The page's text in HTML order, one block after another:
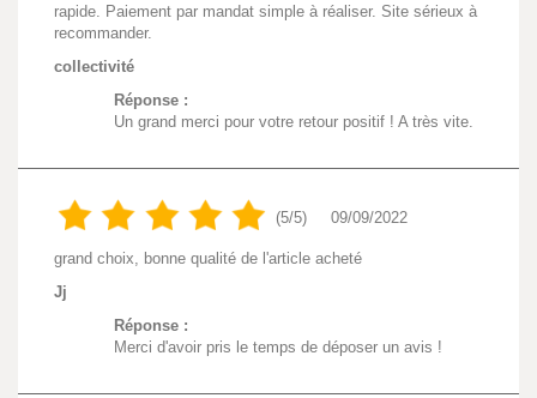
rapide. Paiement par mandat simple à réaliser. Site sérieux à
recommander.
collectivité
Réponse :
Un grand merci pour votre retour positif ! A très vite.
(5/5) 09/09/2022
grand choix, bonne qualité de l'article acheté
Jj
Réponse :
Merci d'avoir pris le temps de déposer un avis !